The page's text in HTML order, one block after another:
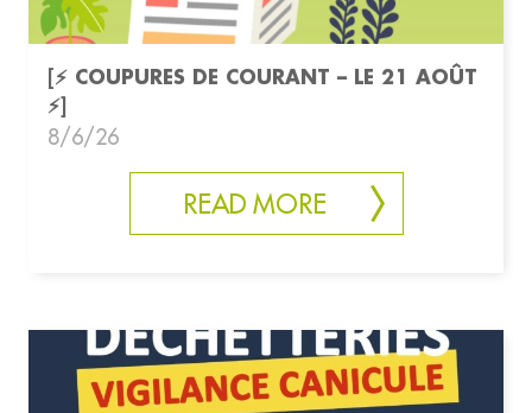
[⚡ COUPURES DE COURANT – LE 21 AOÛT
⚡]
8/6/26
READ MORE